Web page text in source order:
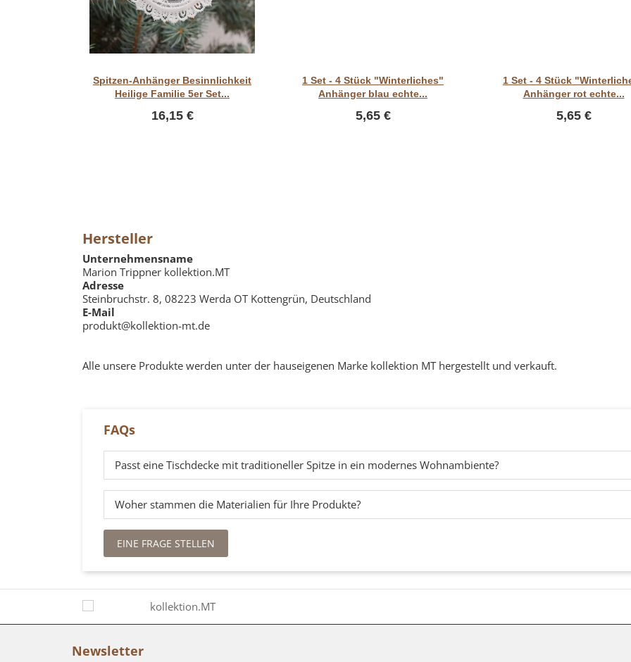
Spitzen-Anhänger Besinnlichkeit
Heilige Familie 5er Set...
16,15 €
1 Set - 4 Stück "Winterliches"
Anhänger blau echte...
5,65 €
1 Set - 4 Stück
Anhänger rot echte...
5,65 €
Hersteller
Unternehmensname
Marion Trippner kollektion.MT
Adresse
Steinbruchstr. 8, 08223 Werda OT Kottengrün, Deutschland
E-Mail
produkt@kollektion-mt.de
Alle unsere Produkte werden unter der hauseigenen Marke kollektion MT hergestellt und verkauft.
FAQs
Passt eine Tischdecke mit traditioneller Spitze in ein modernes Wohnambiente?
Woher stammen die Materialien für Ihre Produkte?
EINE FRAGE STELLEN
Newsletter